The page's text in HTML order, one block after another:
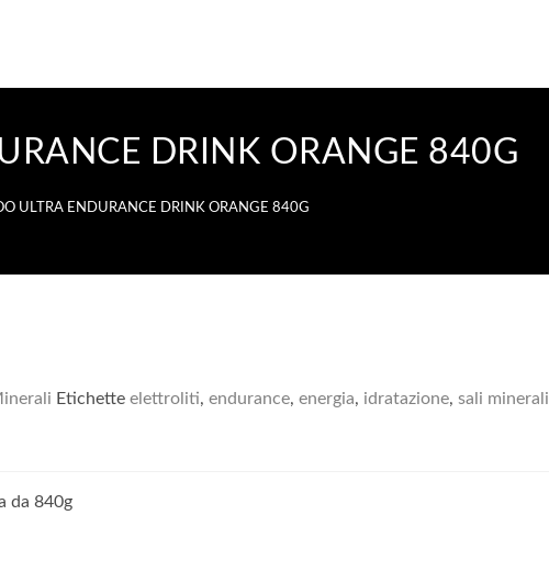
DRINK ORANGE 840G
ULTRA ENDURANCE DRINK ORANGE 840G
Etichette elettroliti, endurance, energia, idratazione, sali minerali
da 840g